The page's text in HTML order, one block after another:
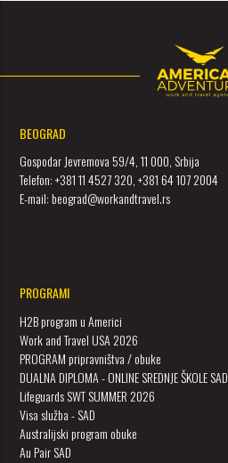
BEOGRAD
Gospodar Jevremova 59/4, 11 000, Srbija
Telefon: +381 11 4527 320, +381 64 107 2004
E-mail: beograd@workandtravel.rs
PROGRAMI
H2B program u Americi
Work and Travel USA 2026
PROGRAM pripravništva / obuke
DUALNA DIPLOMA - ONLINE SREDNJE ŠKOLE SAD
Lifeguards SWT SUMMER 2026
Visa služba - SAD
Australijski program obuke
Au Pair SAD